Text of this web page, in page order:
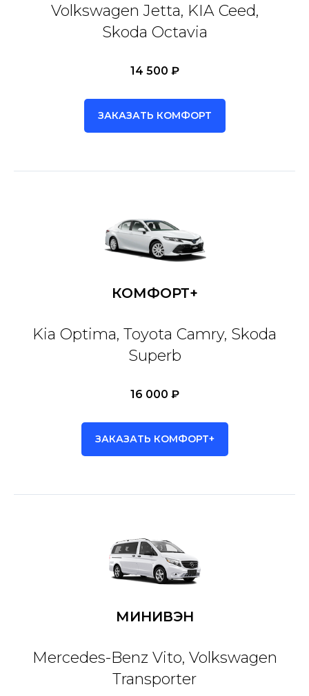
Volkswagen Jetta, KIA Ceed,
Skoda Octavia
14 500 ₽
ЗАКАЗАТЬ КОМФОРТ
КОМФОРТ+
Kia Optima, Toyota Camry, Skoda
Superb
16 000 ₽
ЗАКАЗАТЬ КОМФОРТ+
МИНИВЭН
Mercedes-Benz Vito, Volkswagen
Transporter